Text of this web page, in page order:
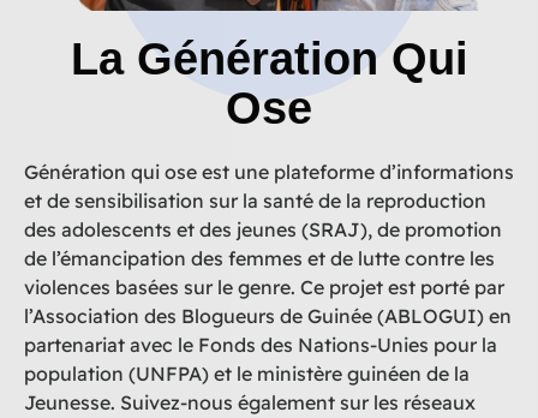
La Génération Qui
Ose
Génération qui ose est une plateforme d’informations
et de sensibilisation sur la santé de la reproduction
des adolescents et des jeunes (SRAJ), de promotion
de l’émancipation des femmes et de lutte contre les
violences basées sur le genre. Ce projet est porté par
l’Association des Blogueurs de Guinée (ABLOGUI) en
partenariat avec le Fonds des Nations-Unies pour la
population (UNFPA) et le ministère guinéen de la
Jeunesse. Suivez-nous également sur les réseaux